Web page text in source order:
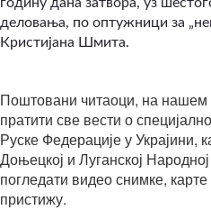
деловања, по оптужници за
Кристијана Шмита.
Поштовани читаоци, на нашем
пратити све вести о
Руске Федерације у
Доњецкој и Луганској
погледати видео снимке,
пристижу.